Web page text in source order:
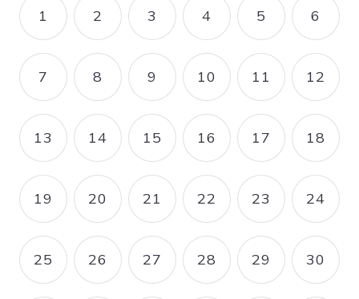
Pagination
PAGE
1 PAGE
2 PAGE
3 PAGE
4 PAGE
5 PAGE
6
PAGE
7 PAGE
8 PAGE
9 PAGE
10 PAGE
11 PAGE
12
PAGE
13 PAGE
14 PAGE
15 PAGE
16 PAGE
17 PAGE
18
PAGE
19 PAGE
20 PAGE
21 PAGE
22 PAGE
23 PAGE
24
PAGE
25 PAGE
26 PAGE
27 PAGE
28 PAGE
29 PAGE
30